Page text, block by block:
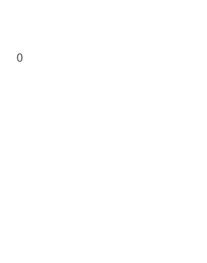
0